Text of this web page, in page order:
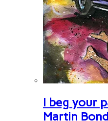
I beg your
Martin